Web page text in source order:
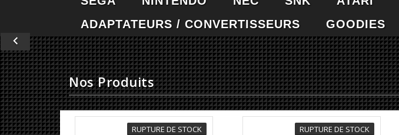
ADAPTATEURS / CONVERTISSEURS
GOODIES
 Précédent
Nos Produits
RUPTURE DE STOCK RUPTURE DE STOCK